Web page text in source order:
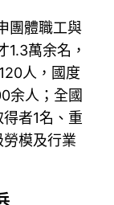
團體職工與
萬余名，
人，國度
余人；全國
者1名、重
模及行業